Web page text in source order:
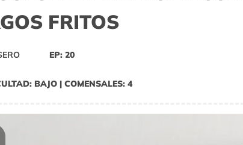
FRITOS
EP: 20
BAJO | COMENSALES: 4